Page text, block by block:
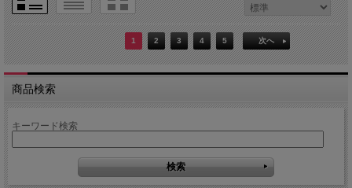
1 2 3 4 5 次へ
商品検索
キーワード検索